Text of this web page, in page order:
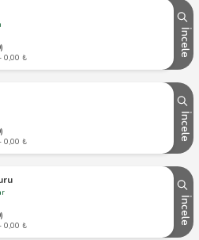
0,00 ₺
İncele
0,00 ₺
İncele
0,00 ₺
İncele